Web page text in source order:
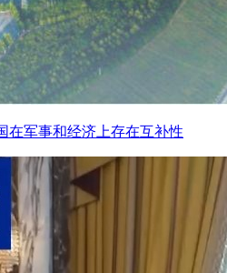
在军事和经济上存在互补性